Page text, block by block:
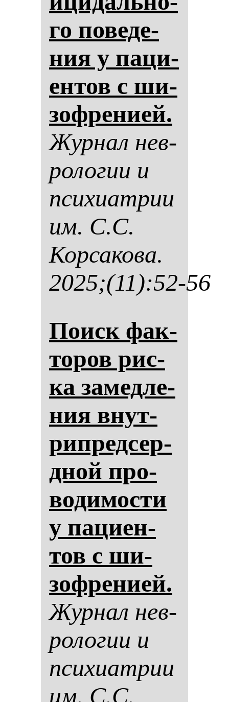
го по­ве­де­
ния у па­ци­
ен­тов с ши­
зоф­ре­ни­ей.
Жур­нал нев­
ро­ло­гии и
пси­хи­ат­рии
им. С.С.
Кор­са­ко­ва.
2025;(11):52-56
Поиск фак­
то­ров рис­
ка за­мед­ле­
ния внут­
рип­ред­сер­
дной про­
во­ди­мос­ти
у па­ци­ен­
тов с ши­
зоф­ре­ни­ей.
Жур­нал нев­
ро­ло­гии и
пси­хи­ат­рии
им. С.С.